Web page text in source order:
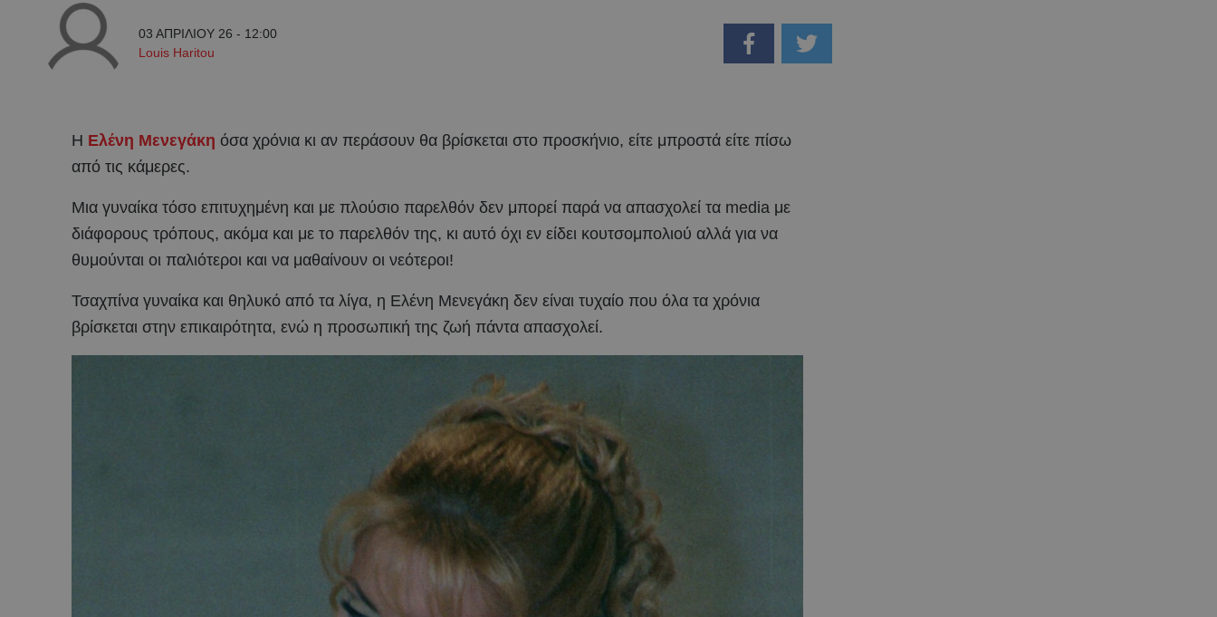
03 ΑΠΡΙΛΙΟΥ 26 - 12:00
Louis Haritou
Η Ελένη Μενεγάκη όσα χρόνια κι αν περάσουν θα βρίσκεται στο προσκήνιο, είτε μπροστά είτε πίσω
από τις κάμερες.
Μια γυναίκα τόσο επιτυχημένη και με πλούσιο παρελθόν δεν μπορεί παρά να απασχολεί τα media με
διάφορους τρόπους, ακόμα και με το παρελθόν της, κι αυτό όχι εν είδει κουτσομπολιού αλλά για να
θυμούνται οι παλιότεροι και να μαθαίνουν οι νεότεροι!
Τσαχπίνα γυναίκα και θηλυκό από τα λίγα, η Ελένη Μενεγάκη δεν είναι τυχαίο που όλα τα χρόνια
βρίσκεται στην επικαιρότητα, ενώ η προσωπική της ζωή πάντα απασχολεί.